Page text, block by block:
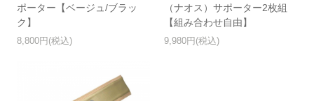
ポーター【ベージュ/ブラッ
ク】
8,800円(税込)
（ナオス）サポーター2枚組
【組み合わせ自由】
9,980円(税込)